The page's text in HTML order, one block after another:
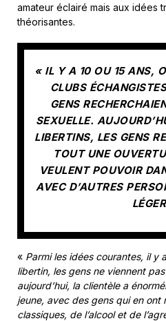
amateur éclairé mais aux idées
théorisantes.
« IL Y A 10 OU 15 ANS,
CLUBS
GENS
SEXUELLE.
LIBERTINS, LES GENS
TOUT UNE
VEULENT POUVOIR
AVEC D’AUTRES
« Parmi les idées courantes, il y
libertin, les gens ne viennent
aujourd’hui, la clientèle a
jeune, avec des gens qui en ont
classiques, de l’alcool et de